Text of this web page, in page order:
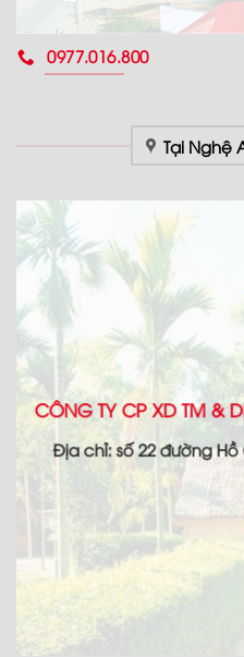
0977.016.800
Tại Nghệ
CÔNG TY CP XD TM &
Địa chỉ: số 22 đường Hồ